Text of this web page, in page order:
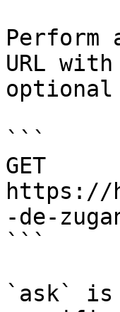
Perform
URL
optional
```
GET
https://
-de-
```
`ask` is